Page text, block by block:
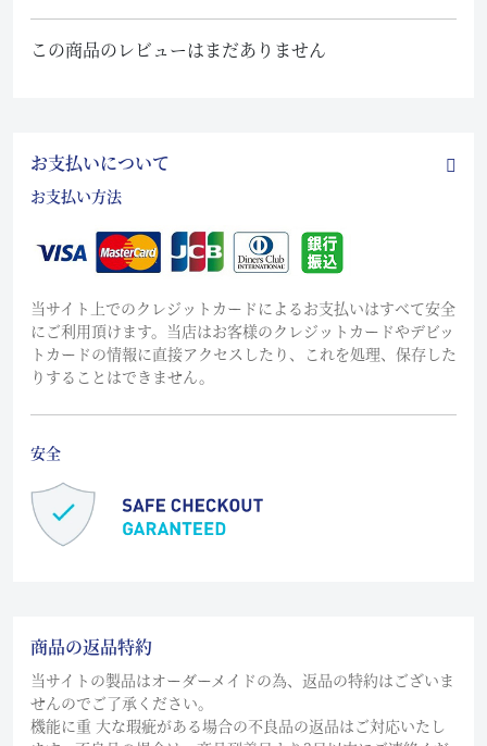
この商品のレビューはまだありません
お支払いについて
お支払い方法
当サイト上でのクレジットカードによるお支払いはすべて安全
にご利用頂けます。当店はお客様のクレジットカードやデビッ
トカードの情報に直接アクセスしたり、これを処理、保存した
りすることはできません。
安全
商品の返品特約
当サイトの製品はオーダーメイドの為、返品の特約はございま
せんのでご了承ください。
機能に重 大な瑕疵がある場合の不良品の返品はご対応いたし